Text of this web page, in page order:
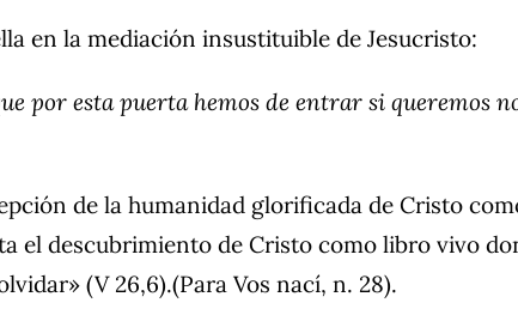
en la mediación insustituible de Jesucristo:
por esta puerta hemos de entrar si queremos
de la humanidad glorificada de Cristo
el descubrimiento de Cristo como libro vivo
(V 26,6).(Para Vos nací, n. 28).